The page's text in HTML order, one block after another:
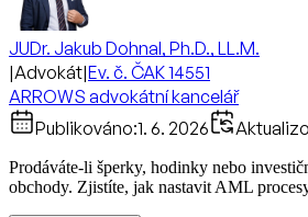
JUDr. Jakub Dohnal, Ph.D., LL.M.
|Advokát|Ev. č. ČAK 14551
ARROWS advokátní kancelář
Publikováno:1. 6. 2026
Prodáváte-li šperky, hodinky nebo
obchody. Zjistíte, jak nastavit AML